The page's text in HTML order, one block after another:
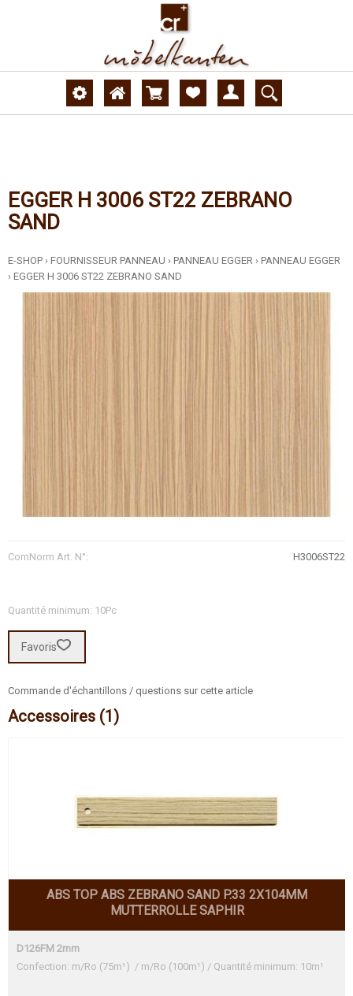
EGGER H 3006 ST22 ZEBRANO
SAND
E-SHOP › FOURNISSEUR PANNEAU › PANNEAU EGGER › PANNEAU EGGER
› EGGER H 3006 ST22 ZEBRANO SAND
Accessoires (1)
ABS TOP ABS ZEBRANO SAND P.33 2X104MM
MUTTERROLLE SAPHIR
D126FM 2mm
Confection: m/Ro (75m¹) / m/Ro (100m¹) / Quantité minimum: 10m¹
ComNorm Art. N°: H3006ST22
Quantité minimum: 10Pc
Favoris
Commande d'échantillons / questions sur cette article